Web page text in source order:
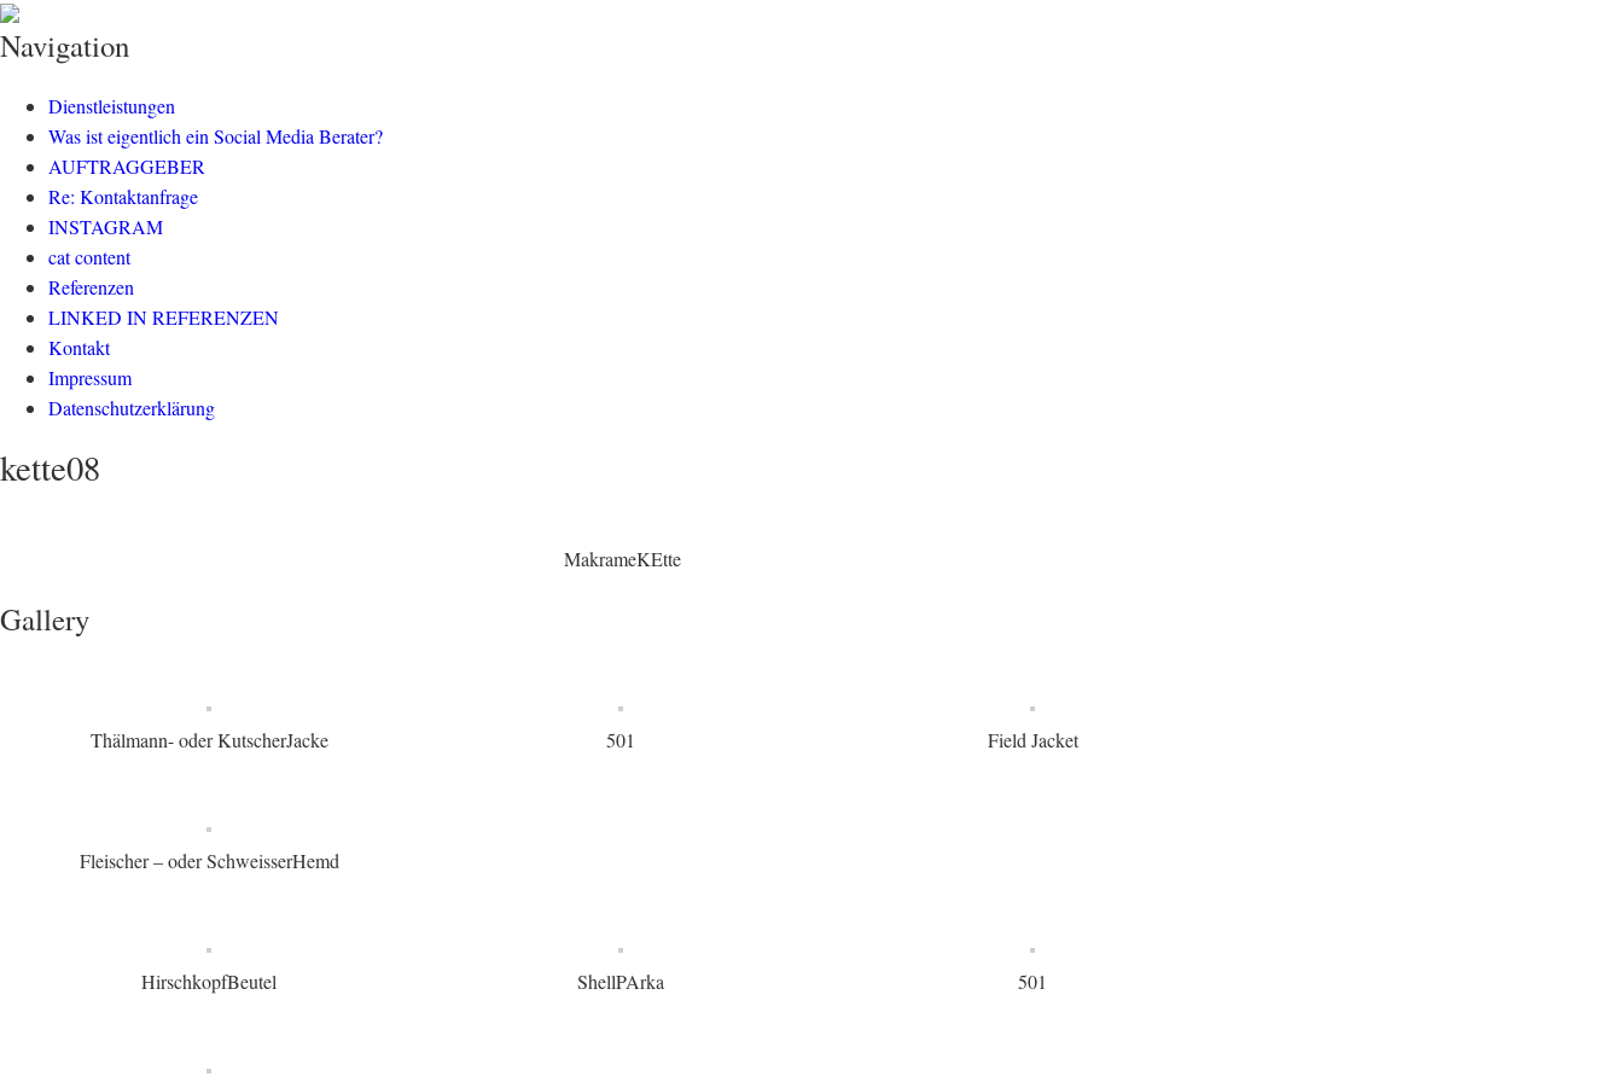
klisch.net
social media rockt
Navigation
Dienstleistungen
Was ist eigentlich ein Social Media Berater?
AUFTRAGGEBER
Re: Kontaktanfrage
INSTAGRAM
cat content
Referenzen
LINKED IN REFERENZEN
Kontakt
Impressum
Datenschutzerklärung
kette08
MakrameKEtte
Gallery
Thälmann- oder KutscherJacke 501 Field Jacket
Fleischer – oder SchweisserHemd
HirschkopfBeutel ShellPArka 501